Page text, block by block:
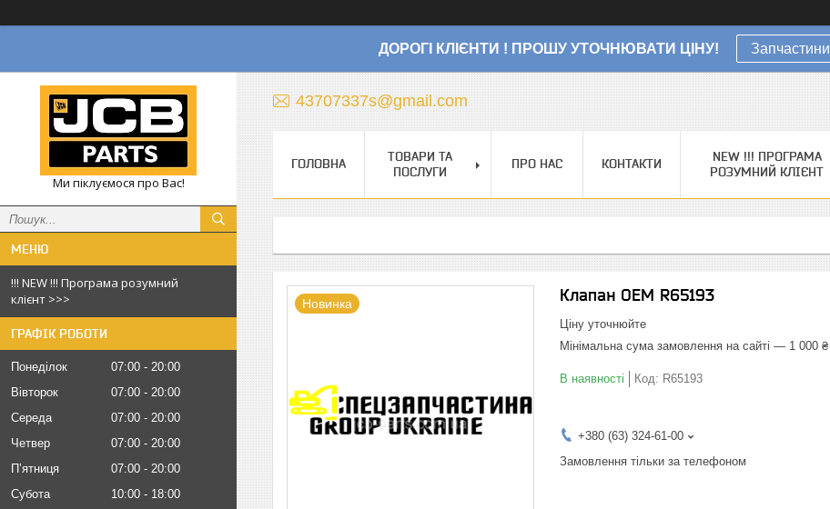
ДОРОГІ КЛІЄНТИ ! ПРОШУ УТОЧНЮВАТИ ЦІНУ! Запчастини
Ми піклуємося про Вас!
!!! NEW !!! Програма розумний
клієнт >>>
ГРАФІК РОБОТИ
Понеділок 07:00
20:00
Вівторок
07:00
20:00
Середа
07:00
20:00
Четвер
07:00
20:00
Пʼятниця
07:00
20:00
Субота
10:00
18:00
43707337s@gmail.com
ГОЛОВНА
ТОВАРИ ТА
ПОСЛУГИ
ПРО НАС КОНТАКТИ
NEW !!! ПРОГРАМА
РОЗУМНИЙ КЛІЄНТ
Новинка Клапан OEM R65193
Ціну уточнюйте
Мінімальна сума замовлення на сайті — 1 000 ₴
В наявності Код: R65193
+380 (63) 324-61-00
Замовлення тільки за телефоном